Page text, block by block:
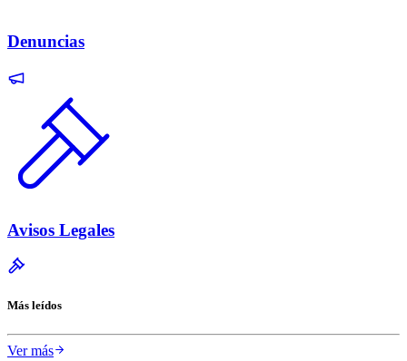
Denuncias
Avisos Legales
Más leídos
Ver más